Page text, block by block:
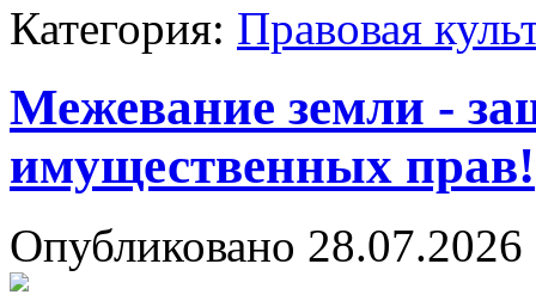
Категория: Правовая
Межевание земли -
имущественных прав!
Опубликовано